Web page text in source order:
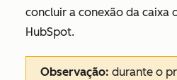
concluir a conexão da caixa
HubSpot.
Observação: durante o